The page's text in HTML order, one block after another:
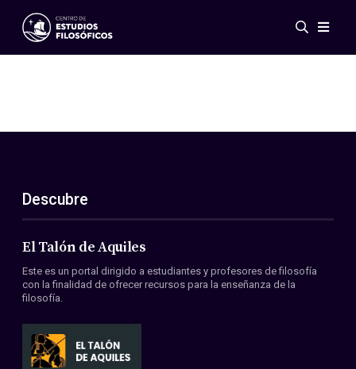
Eventos
ES
EN
Acerca de nosotros
Miembros
Convenios
Descubre
El Talón de Aquiles
Este es un portal dirigido a estudiantes y profesores de filosofía
con la finalidad de ofrecer recursos para la enseñanza de la
filosofía.